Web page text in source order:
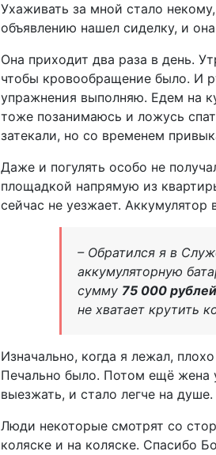
Ухаживать за мной стало
объявлению нашел сиделку, и
Она приходит два раза в день.
чтобы кровообращение было. И
упражнения выполняю. Едем на
тоже позанимаюсь и ложусь
затекали, но со временем
Даже и погулять особо не
площадкой напрямую из
сейчас не уезжает. Аккумулятор
– Обратился я в
аккумуляторную
сумму 75 000
не хватает крутить
Изначально, когда я лежал,
Печально было. Потом ещё жена
выезжать, и стало легче на
Люди некоторые смотрят со
коляске и на коляске. Спасибо